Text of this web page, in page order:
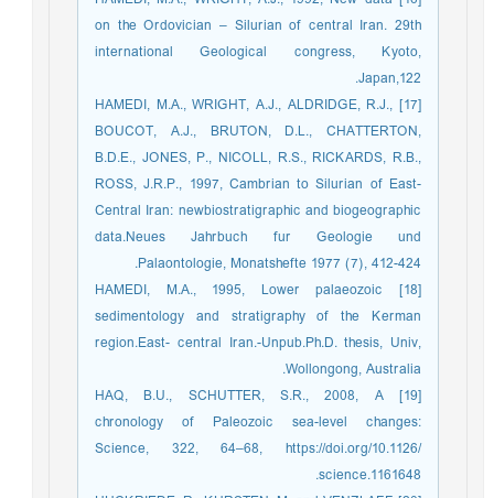
on the Ordovician – Silurian of central Iran. 29th
international Geological congress, Kyoto,
Japan,122.
[17] HAMEDI, M.A., WRIGHT, A.J., ALDRIDGE, R.J.,
BOUCOT, A.J., BRUTON, D.L., CHATTERTON,
B.D.E., JONES, P., NICOLL, R.S., RICKARDS, R.B.,
ROSS, J.R.P., 1997, Cambrian to Silurian of East-
Central Iran: newbiostratigraphic and biogeographic
data.Neues Jahrbuch fur Geologie und
Palaontologie, Monatshefte 1977 (7), 412-424.
[18] HAMEDI, M.A., 1995, Lower palaeozoic
sedimentology and stratigraphy of the Kerman
region.East- central Iran.-Unpub.Ph.D. thesis, Univ,
Wollongong, Australia.
[19] HAQ, B.U., SCHUTTER, S.R., 2008, A
chronology of Paleozoic sea-level changes:
Science, 322, 64–68, https://doi.org/10.1126/
science.1161648.